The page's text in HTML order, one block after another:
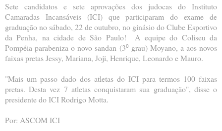
Sete candidatos e sete aprovações dos judocas do Instituto
Camaradas Incansáveis (ICI) que participaram do exame de
graduação no sábado, 22 de outubro, no ginásio do Clube Esportivo
da Penha, na cidade de São Paulo! A equipe do Coliseu da
Pompéia parabeniza o novo sandan (3⁰ grau) Moyano, a aos novos
faixas pretas Jessy, Mariana, Joji, Henrique, Leonardo e Mauro.
"Mais um passo dado dos atletas do ICI para termos 100 faixas
pretas. Desta vez 7 atletas conquistaram sua graduação", disse o
presidente do ICI Rodrigo Motta.
Por: ASCOM ICI